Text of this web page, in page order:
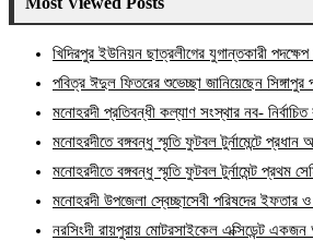
খিদিরপুর ইউনিয়ন ছাত্রলীগের যুগান্তকারী
পবিত্র ঈদুল ফিতরের শুভেচ্ছা জানিয়েছেন
মনোহরদী প্রতিবন্ধী কল্যাণ সংস্থার নব-
মনোহরদীতে বঙ্গবন্ধু স্মৃতি ফুটবল টুর্নামেন্টে
মনোহরদীতে বঙ্গবন্ধু স্মৃতি ফুটবল টুর্নামেন্ট প্রথম
মনোহরদী উপজেলা স্বেচ্ছাসেবী পরিষদের ইফতার
নরসিংদী রায়পুরায় মোটরসাইকেল এক্সিডেন্ট